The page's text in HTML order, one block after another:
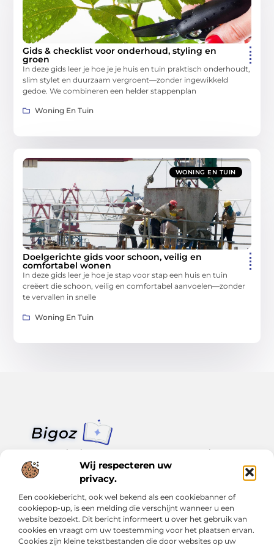
Wij respecteren uw
privacy.
Een cookiebericht, ook wel bekend als een cookiebanner of
cookiepop-up, is een melding die verschijnt wanneer u een
website bezoekt. Dit bericht informeert u over het gebruik van
cookies en vraagt om uw toestemming voor het plaatsen ervan.
Cookies zijn kleine tekstbestanden die door websites op uw
Gids & checklist voor onderhoud, styling en
groen
In deze gids leer je hoe je je huis en tuin praktisch onderhoudt,
slim stylet en duurzaam vergroent—zonder ingewikkeld
gedoe. We combineren een helder stappenplan
Woning En Tuin
WONING EN TUIN
Doelgerichte gids voor schoon, veilig en
comfortabel wonen
In deze gids leer je hoe je stap voor stap een huis en tuin
creëert die schoon, veilig en comfortabel aanvoelen—zonder
te vervallen in snelle
Woning En Tuin
Van klein nieuws tot grote trends – alles op Bigoz.nl.
Lees inspirerende blogs en artikelen over het dagelijks leven,
actualiteit en meer.
Bericht categorie